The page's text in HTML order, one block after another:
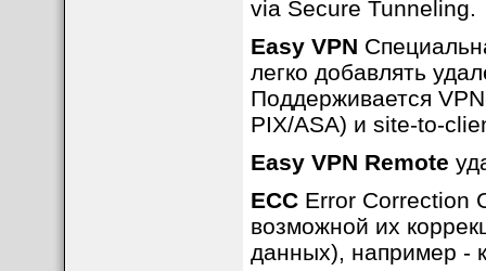
via Secure Tunneling.
Easy VPN
легко добавлять
Поддерживается
PIX/ASA) и site-to-
Easy VPN Remote
ECCError Correction
возможной их
данных), например -